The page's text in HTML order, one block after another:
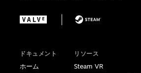
ドキュメント
ホーム
リソース
Steam VR